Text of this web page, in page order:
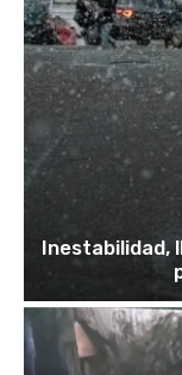
Inestabilidad,